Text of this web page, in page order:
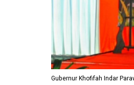
Gubernur Khofifah Indar